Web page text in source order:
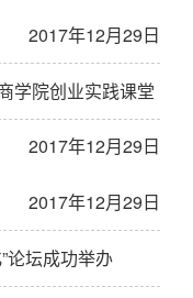
2017年12月29日
学院创业实践课堂
2017年12月29日
2017年12月29日
论坛成功举办